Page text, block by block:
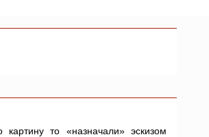
то «назначали» эскизом